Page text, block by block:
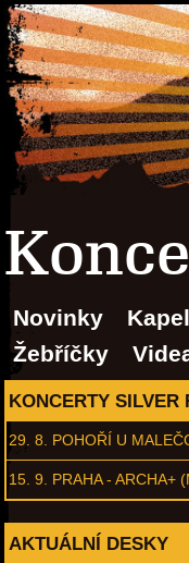
Novinky
Žebříčky
KONCERTY SILVER
29. 8. POHOŘÍ U
15. 9. PRAHA - ARCHA+
AKTUÁLNÍ DESKY